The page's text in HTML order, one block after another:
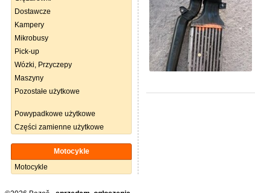
Dostawcze
Kampery
Mikrobusy
Pick-up
Wózki, Przyczepy
Maszyny
Pozostałe użytkowe
Powypadkowe użytkowe
Części zamienne użytkowe
Motocykle
Motocykle